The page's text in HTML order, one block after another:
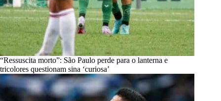
“Ressuscita morto”: São Paulo perde para o lanterna e
tricolores questionam sina ‘curiosa’